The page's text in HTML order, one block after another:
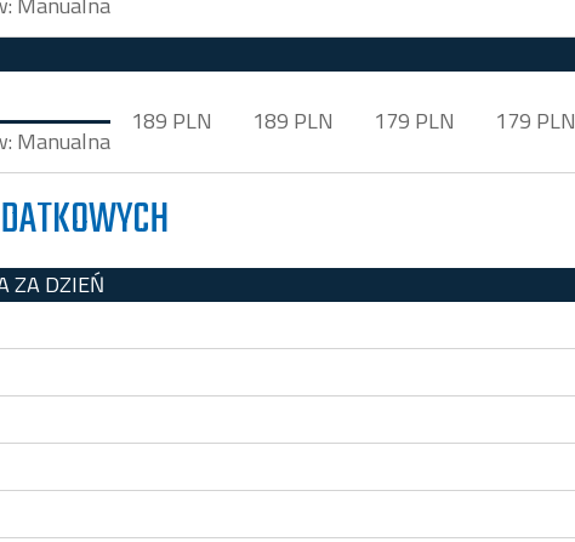
Manualna
189 PLN 189 PLN 179 PLN 179 PLN
ZA DZIEŃ